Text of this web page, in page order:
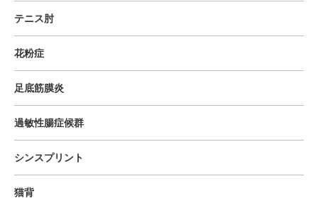
テニス肘
花粉症
足底筋膜炎
過敏性腸症候群
シンスプリント
猫背